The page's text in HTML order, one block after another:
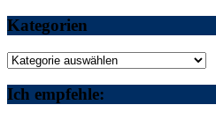
Kategorien
Kategorien
Ich empfehle: